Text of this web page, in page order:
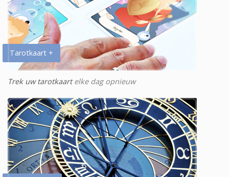
Tarotkaart +
Trek uw tarotkaartelke dag opnieuw